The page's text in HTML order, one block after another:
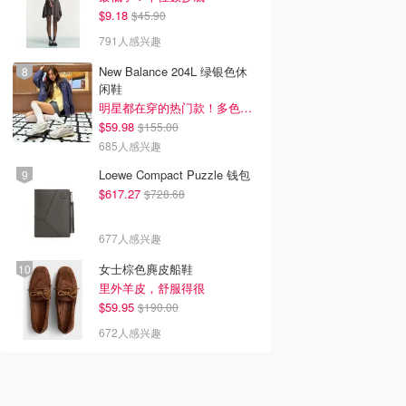
$9.18 $45.90
791人感兴趣
New Balance 204L 绿银色休
闲鞋
明星都在穿的热门款！多色可选 3.8折
$59.98 $155.00
685人感兴趣
Loewe Compact Puzzle 钱包
$617.27 $728.68
677人感兴趣
女士棕色麂皮船鞋
里外羊皮，舒服得很
$59.95 $190.00
672人感兴趣